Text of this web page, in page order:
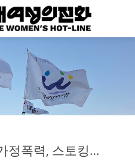
너뛰기
킹, 여성살해사건 긴급대응 기자회견